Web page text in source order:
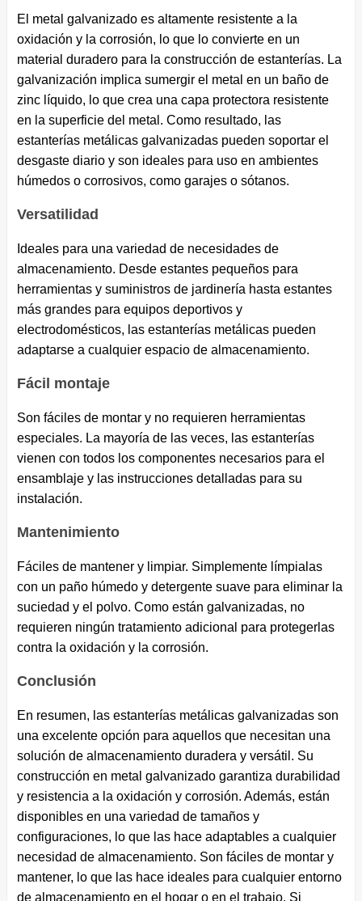
El metal galvanizado es altamente resistente a la
oxidación y la corrosión, lo que lo convierte en un
material duradero para la construcción de estanterías. La
galvanización implica sumergir el metal en un baño de
zinc líquido, lo que crea una capa protectora resistente
en la superficie del metal. Como resultado, las
estanterías metálicas galvanizadas pueden soportar el
desgaste diario y son ideales para uso en ambientes
húmedos o corrosivos, como garajes o sótanos.
Versatilidad
Ideales para una variedad de necesidades de
almacenamiento. Desde estantes pequeños para
herramientas y suministros de jardinería hasta estantes
más grandes para equipos deportivos y
electrodomésticos, las estanterías metálicas pueden
adaptarse a cualquier espacio de almacenamiento.
Fácil montaje
Son fáciles de montar y no requieren herramientas
especiales. La mayoría de las veces, las estanterías
vienen con todos los componentes necesarios para el
ensamblaje y las instrucciones detalladas para su
instalación.
Mantenimiento
Fáciles de mantener y limpiar. Simplemente límpialas
con un paño húmedo y detergente suave para eliminar la
suciedad y el polvo. Como están galvanizadas, no
requieren ningún tratamiento adicional para protegerlas
contra la oxidación y la corrosión.
Conclusión
En resumen, las estanterías metálicas galvanizadas son
una excelente opción para aquellos que necesitan una
solución de almacenamiento duradera y versátil. Su
construcción en metal galvanizado garantiza durabilidad
y resistencia a la oxidación y corrosión. Además, están
disponibles en una variedad de tamaños y
configuraciones, lo que las hace adaptables a cualquier
necesidad de almacenamiento. Son fáciles de montar y
mantener, lo que las hace ideales para cualquier entorno
de almacenamiento en el hogar o en el trabajo. Si